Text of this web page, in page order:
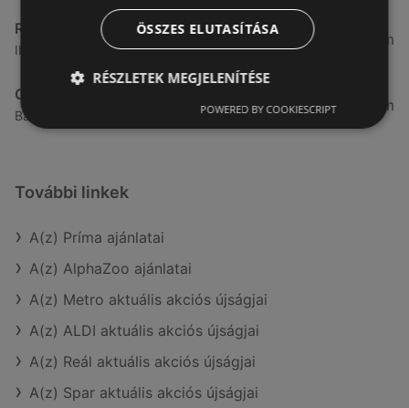
Reál
Ibolya út 15., 9400 Sopron
3,41 km
CBA
Bánfalvi u. 14, 9400 Sopron
3,58 km
További linkek
A(z) Príma ajánlatai
A(z) AlphaZoo ajánlatai
A(z) Metro aktuális akciós újságjai
A(z) ALDI aktuális akciós újságjai
A(z) Reál aktuális akciós újságjai
A(z) Spar aktuális akciós újságjai
ÖSSZES ELUTASÍTÁSA
RÉSZLETEK MEGJELENÍTÉSE
POWERED BY COOKIESCRIPT